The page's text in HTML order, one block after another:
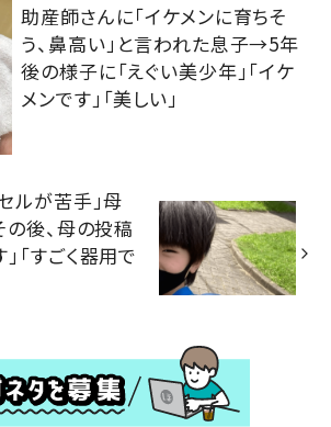
助産師さんに「イケメンに育ちそ
う、鼻高い」と言われた息子→5年
後の様子に「えぐい美少年」「イケ
メンです」「美しい」
ルが苦手」母
の後、母の投稿
「すごく器用で